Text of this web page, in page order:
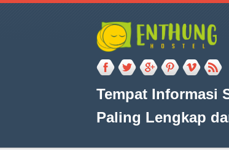
Tempat Informasi
Paling Lengkap